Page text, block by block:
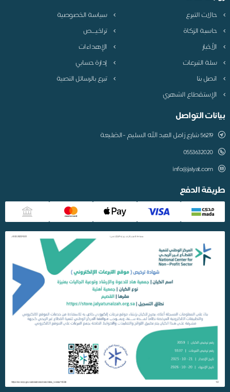
التبرع
سياسة الخصوصية
الزكاة
تراخيـــص
الإهداءات
التبرعات
إدارة حسابي
بنا
تبرع بالرسائل النصية
الشهري
التواصل
56219 شارع زامل العبد الله السليم -الضليعة
0553632020
info@jalyat.com
الدفع